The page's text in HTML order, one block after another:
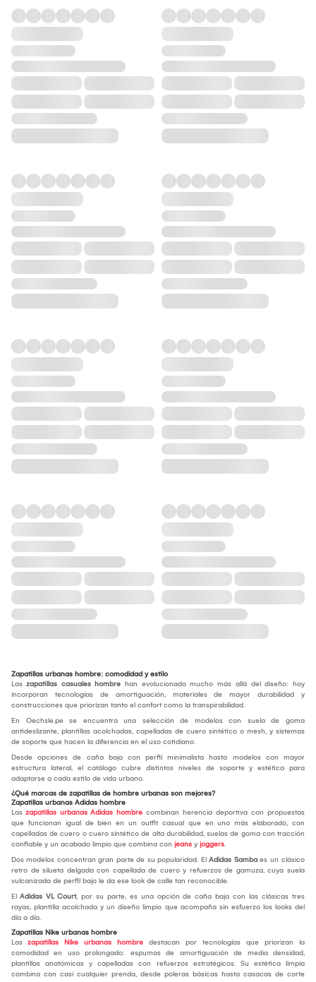
Zapatillas urbanas hombre: comodidad y estilo
Las zapatillas casuales hombre han evolucionado mucho más allá del diseño: hoy
incorporan tecnologías de amortiguación, materiales de mayor durabilidad y
construcciones que priorizan tanto el confort como la transpirabilidad.
En Oechsle.pe se encuentra una selección de modelos con suela de goma
antideslizante, plantillas acolchadas, capelladas de cuero sintético o mesh, y sistemas
de soporte que hacen la diferencia en el uso cotidiano.
Desde opciones de caña baja con perfil minimalista hasta modelos con mayor
estructura lateral, el catálogo cubre distintos niveles de soporte y estética para
adaptarse a cada estilo de vida urbano.
¿Qué marcas de zapatillas de hombre urbanas son mejores?
Zapatillas urbanas Adidas hombre
Las zapatillas urbanas Adidas hombre combinan herencia deportiva con propuestas
que funcionan igual de bien en un outfit casual que en uno más elaborado, con
capelladas de cuero o cuero sintético de alta durabilidad, suelas de goma con tracción
confiable y un acabado limpio que combina con jeans y joggers.
Dos modelos concentran gran parte de su popularidad. El Adidas Samba es un clásico
retro de silueta delgada con capellada de cuero y refuerzos de gamuza, cuya suela
vulcanizada de perfil bajo le da ese look de calle tan reconocible.
El Adidas VL Court, por su parte, es una opción de caña baja con las clásicas tres
rayas, plantilla acolchada y un diseño limpio que acompaña sin esfuerzo los looks del
día a día.
Zapatillas Nike urbanas hombre
Las zapatillas Nike urbanas hombre destacan por tecnologías que priorizan la
comodidad en uso prolongado: espumas de amortiguación de media densidad,
plantillas anatómicas y capelladas con refuerzos estratégicos. Su estética limpia
combina con casi cualquier prenda, desde poleras básicas hasta casacas de corte